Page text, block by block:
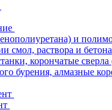
и
смол, раствора и бетона
корончатые
бурения, алмазные